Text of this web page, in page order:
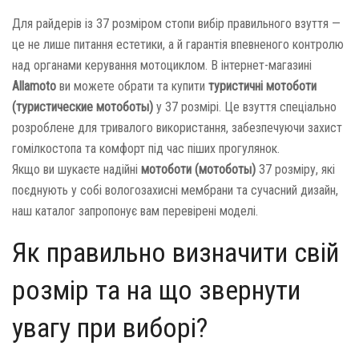
Для райдерів із 37 розміром стопи вибір правильного взуття —
це не лише питання естетики, а й гарантія впевненого контролю
над органами керування мотоциклом. В інтернет-магазині
Allamoto ви можете обрати та купити туристичні мотоботи
(туристические мотоботы) у 37 розмірі. Це взуття спеціально
розроблене для тривалого використання, забезпечуючи захист
гомілкостопа та комфорт під час піших прогулянок.
Якщо ви шукаєте надійні мотоботи (мотоботы) 37 розміру, які
поєднують у собі вологозахисні мембрани та сучасний дизайн,
наш каталог запропонує вам перевірені моделі.
Як правильно визначити свій
розмір та на що звернути
увагу при виборі?